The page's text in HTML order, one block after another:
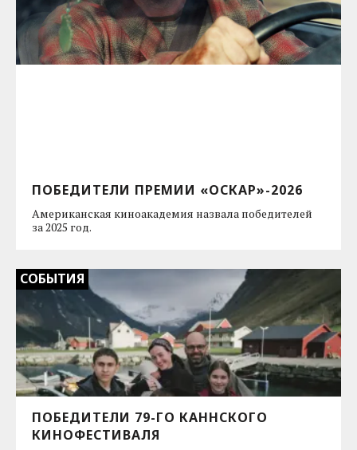
ПОБЕДИТЕЛИ ПРЕМИИ «ОСКАР»-2026
Американская киноакадемия назвала победителей
за 2025 год.
СОБЫТИЯ
ПОБЕДИТЕЛИ 79-ГО КАННСКОГО
КИНОФЕСТИВАЛЯ